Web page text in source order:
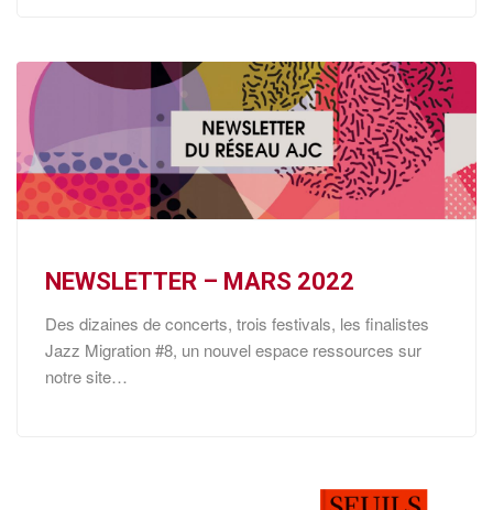
NEWSLETTER – MARS 2022
Des dizaines de concerts, trois festivals, les finalistes
Jazz Migration #8, un nouvel espace ressources sur
notre site…